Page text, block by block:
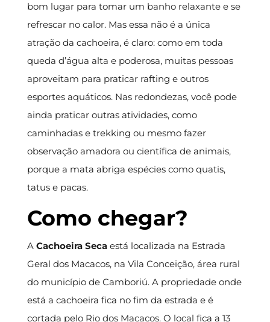
bom lugar para tomar um banho relaxante e se
refrescar no calor. Mas essa não é a única
atração da cachoeira, é claro: como em toda
queda d’água alta e poderosa, muitas pessoas
aproveitam para praticar rafting e outros
esportes aquáticos. Nas redondezas, você pode
ainda praticar outras atividades, como
caminhadas e trekking ou mesmo fazer
observação amadora ou científica de animais,
porque a mata abriga espécies como quatis,
tatus e pacas.
Como chegar?
A Cachoeira Secaestá localizada na Estrada
Geral dos Macacos, na Vila Conceição, área rural
do município de Camboriú. A propriedade onde
está a cachoeira fica no fim da estrada e é
cortada pelo Rio dos Macacos. O local fica a 13